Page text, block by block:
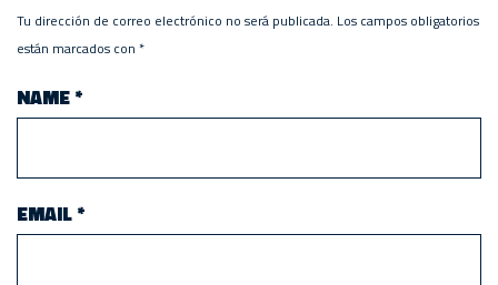
Tu dirección de correo electrónico no será publicada. Los campos obligatorios
están marcados con *
NAME*
EMAIL*